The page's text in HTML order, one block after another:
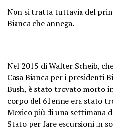
Non si tratta tuttavia del
Bianca che annega.
Nel 2015 di Walter Scheib,
Casa Bianca per i presidenti
Bush, è stato trovato morto
corpo del 61enne era stato
Mexico più di una settimana
Stato per fare escursioni in